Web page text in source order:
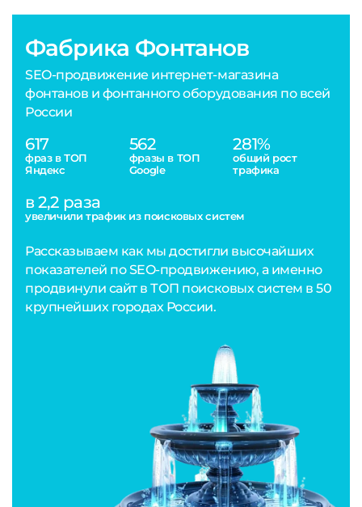
Фабрика Фонтанов
SEO-продвижение интернет-магазина
фонтанов и фонтанного оборудования по всей
России
617
фраз в ТОП
Яндекс
562
фразы в ТОП
Google
281%
общий рост
трафика
в 2,2 раза
увеличили трафик из поисковых систем
Рассказываем как мы достигли высочайших
показателей по SEO-продвижению, а именно
продвинули сайт в ТОП поисковых систем в 50
крупнейших городах России.